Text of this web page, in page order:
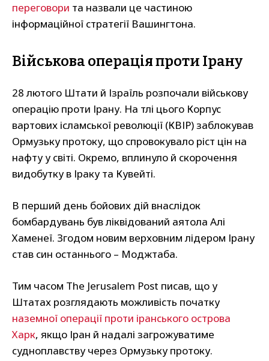
переговори та назвали це частиною
інформаційної стратегії Вашингтона.
Військова операція проти Ірану
28 лютого Штати й Ізраїль розпочали військову
операцію проти Ірану. На тлі цього Корпус
вартових ісламської революції (КВІР) заблокував
Ормузьку протоку, що спровокувало ріст цін на
нафту у світі. Окремо, вплинуло й скорочення
видобутку в Іраку та Кувейті.
В перший день бойових дій внаслідок
бомбардувань був ліквідований аятола Алі
Хаменеї. Згодом новим верховним лідером Ірану
став син останнього – Моджтаба.
Тим часом The Jerusalem Post писав, що у
Штатах розглядають можливість початку
наземної операції проти іранського острова
Харк, якщо Іран й надалі загрожуватиме
судноплавству через Ормузьку протоку.